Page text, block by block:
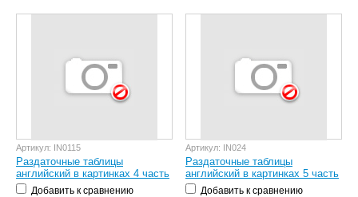
Артикул: IN0115
Раздаточные таблицы
английский в картинках 4 часть
Добавить к сравнению
Артикул: IN024
Раздаточные таблицы
английский в картинках 5 часть
Добавить к сравнению